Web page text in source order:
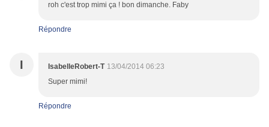
roh c'est trop mimi ça ! bon dimanche. Faby
Répondre
I IsabelleRobert-T 13/04/2014 06:23
Super mimi!
Répondre